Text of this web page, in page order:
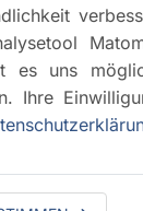
es uns
Ihre